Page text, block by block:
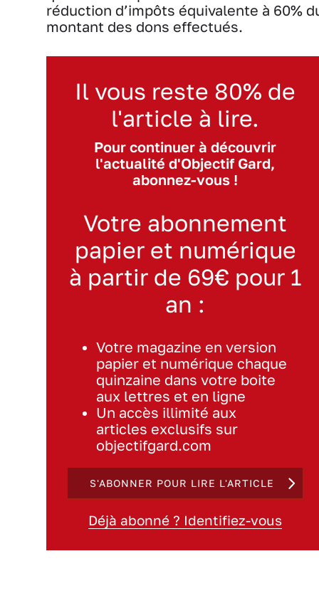
réduction d’impôts équivalente à 60%
montant des dons effectués.
Il vous reste 80% de
l'article à lire.
Pour continuer à découvrir
l'actualité d'Objectif Gard,
abonnez-vous !
Votre abonnement
papier et numérique
à partir de 69€ pour 1
an :
Votre magazine en version
papier et numérique chaque
quinzaine dans votre boite
aux lettres et en ligne
Un accès illimité aux
articles exclusifs sur
objectifgard.com
S'ABONNER POUR LIRE L'ARTICLE
Déjà abonné ? Identifiez-vous